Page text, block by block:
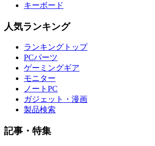
キーボード
人気ランキング
ランキングトップ
PCパーツ
ゲーミングギア
モニター
ノートPC
ガジェット・漫画
製品検索
記事・特集